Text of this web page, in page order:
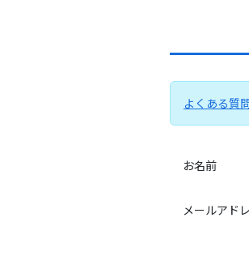
よくある質
お名前
メールアド